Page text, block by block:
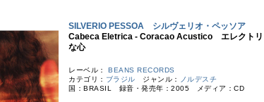
SILVERIO PESSOA シルヴェリオ・ペッソア
Cabeca Eletrica - Coracao Acustico エレクトリ
な心
レーベル： BEANS RECORDS
カテゴリ： ブラジル ジャンル：
ノルデスチ
国：BRASIL 録音・発売年：2005 メディア：CD